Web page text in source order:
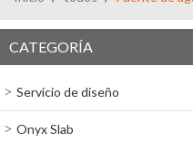
CATEGORÍA
Servicio de diseño
Onyx Slab